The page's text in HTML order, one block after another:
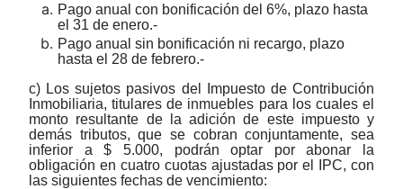
Pago anual con bonificación del 6%, plazo hasta
el 31 de enero.-
Pago anual sin bonificación ni recargo, plazo
hasta el 28 de febrero.-
c) Los sujetos pasivos del Impuesto de Contribución
Inmobiliaria, titulares de inmuebles para los cuales el
monto resultante de la adición de este impuesto y
demás tributos, que se cobran conjuntamente, sea
inferior a $ 5.000, podrán optar por abonar la
obligación en cuatro cuotas ajustadas por el IPC, con
las siguientes fechas de vencimiento: